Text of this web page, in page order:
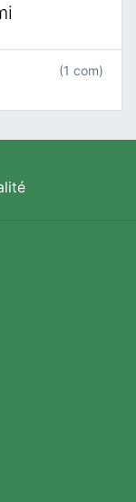
(1 com)